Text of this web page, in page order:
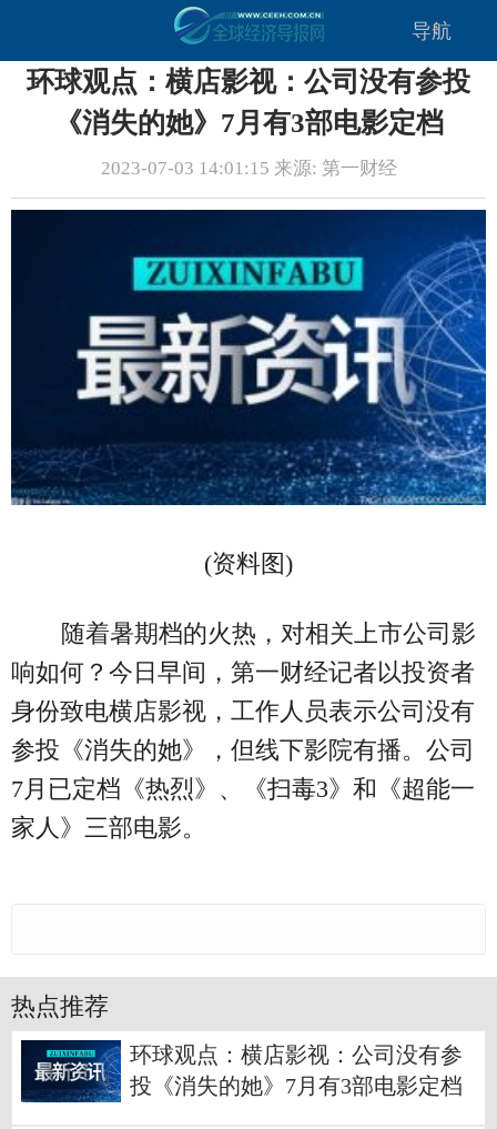
导航
环球观点：横店影视：公司没有参投
《消失的她》7月有3部电影定档
2023-07-03 14:01:15 来源: 第一财经
(资料图)
随着暑期档的火热，对相关上市公司影
响如何？今日早间，第一财经记者以投资者
身份致电横店影视，工作人员表示公司没有
参投《消失的她》，但线下影院有播。公司
7月已定档《热烈》、《扫毒3》和《超能一
家人》三部电影。
热点推荐
环球观点：横店影视：公司没有参
投《消失的她》7月有3部电影定档